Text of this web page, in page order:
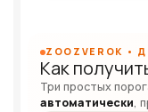
ZOOZVEROK •
Как
Три простых
автоматически,